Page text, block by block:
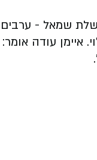
שמאל -
איימן עודה